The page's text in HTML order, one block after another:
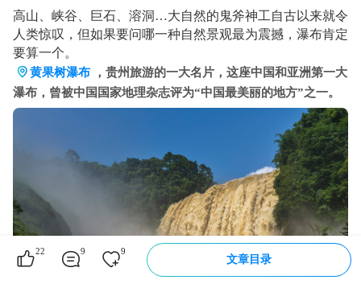
高山、峡谷、巨石、溶洞…大自然的鬼斧神工自古以来就令
人类惊叹，但如果要问哪一种自然景观最为震撼，瀑布肯定
要算一个。
黄果树瀑布
，贵州旅游的一大名片，这座中国和亚洲第一大
瀑布，曾被中国国家地理杂志评为“中国最美丽的地方”之一。
22 9 9
文章目录